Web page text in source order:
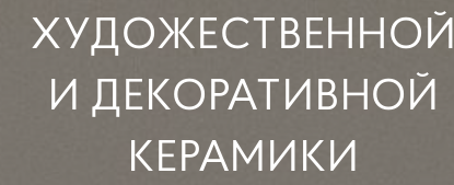
ХУДОЖЕСТВЕНHОЙ
И ДЕКОРАТИВНОЙ
КЕРАМИКИ